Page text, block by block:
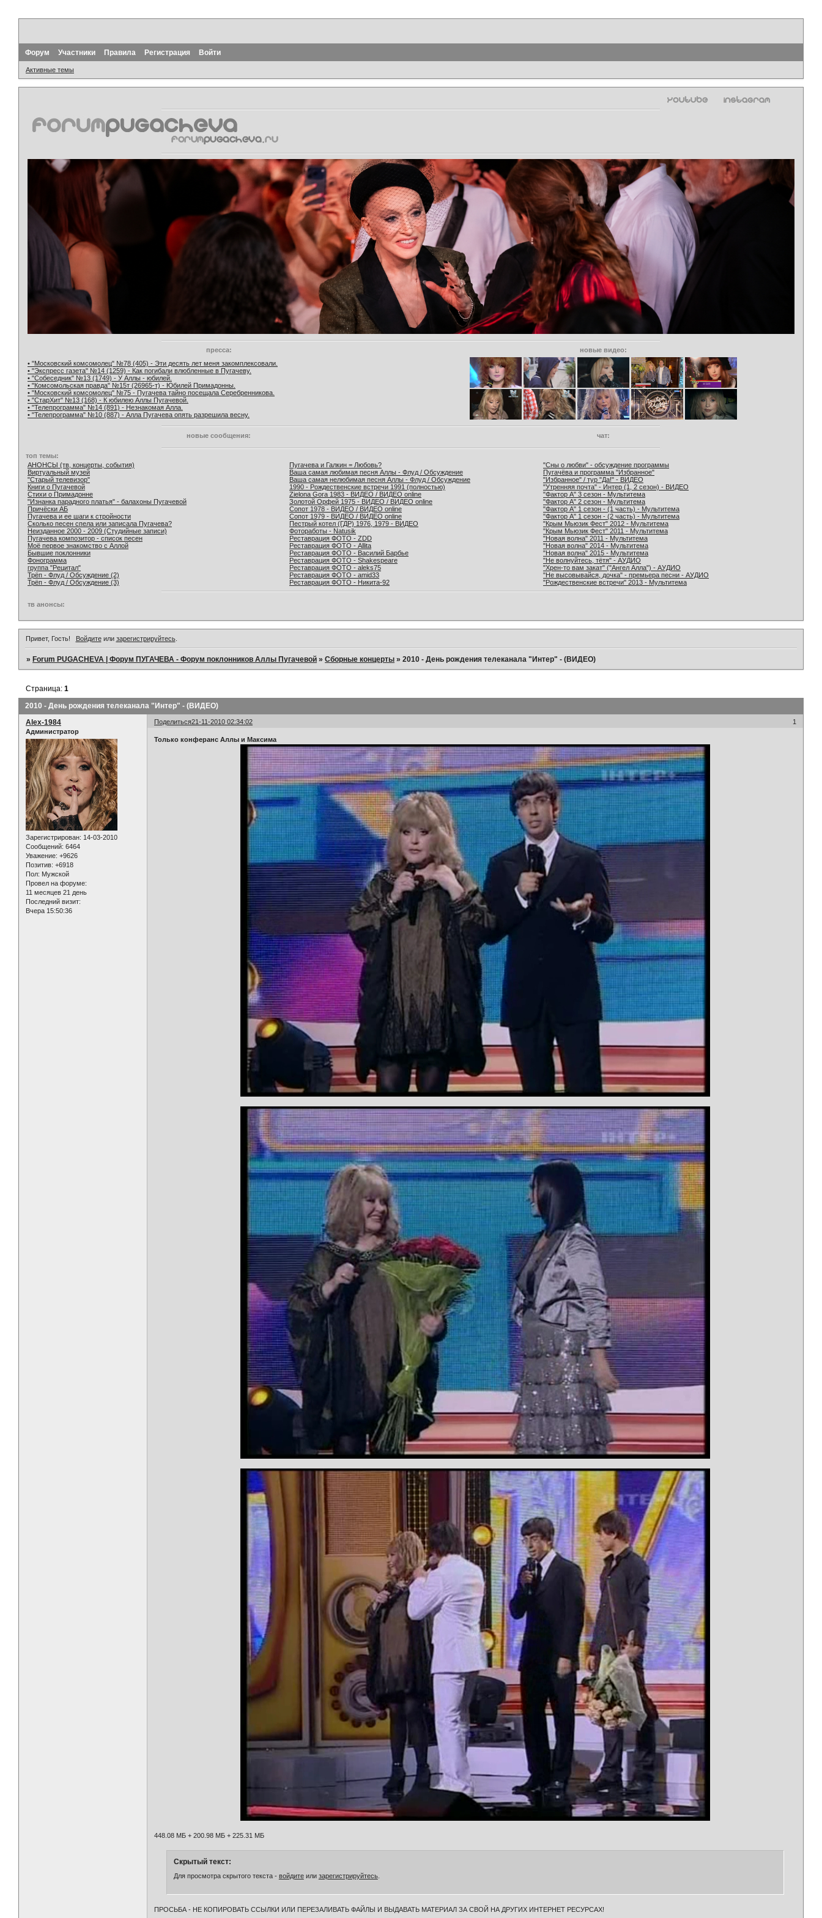
Форум Участники Правила Регистрация Войти
Активные темы
пресса:
новые видео:
• "Московский комсомолец" №78 (405) - Эти десять лет меня закомплексовали.
• "Экспресс газета" №14 (1259) - Как погибали влюбленные в Пугачеву.
• "Собеседник" №13 (1749) - У Аллы - юбилей.
• "Комсомольская правда" №15т (26965-т) - Юбилей Примадонны.
• "Московский комсомолец" №75 - Пугачева тайно посещала Серебренникова.
• "СтарХит" №13 (168) - К юбилею Аллы Пугачевой.
• "Телепрограмма" №14 (891) - Незнакомая Алла.
• "Телепрограмма" №10 (887) - Алла Пугачева опять разрешила весну.
новые сообщения: чат:
топ темы:
АНОНСЫ (тв, концерты, события)
Виртуальный музей
"Старый телевизор"
Книги о Пугачевой
Стихи о Примадонне
"Изнанка парадного платья" - балахоны Пугачевой
Причёски АБ
Пугачева и ее шаги к стройности
Сколько песен спела или записала Пугачева?
Неизданное 2000 - 2009 (Студийные записи)
Пугачева композитор - список песен
Моё первое знакомство с Аллой
Бывшие поклонники
Фонограмма
группа "Рецитал"
Трёп - Флуд / Обсуждение (2)
Трёп - Флуд / Обсуждение (3)
Пугачева и Галкин = Любовь?
Ваша самая любимая песня Аллы - Флуд / Обсуждение
Ваша самая нелюбимая песня Аллы - Флуд / Обсуждение
1990 - Рождественские встречи 1991 (полностью)
Zielona Gora 1983 - ВИДЕО / ВИДЕО online
Золотой Орфей 1975 - ВИДЕО / ВИДЕО online
Сопот 1978 - ВИДЕО / ВИДЕО online
Сопот 1979 - ВИДЕО / ВИДЕО online
Пестрый котел (ГДР) 1976, 1979 - ВИДЕО
Фотоработы - Natusik
Реставрация ФОТО - ZDD
Реставрация ФОТО - Allita
Реставрация ФОТО - Василий Барбье
Реставрация ФОТО - Shakespeare
Реставрация ФОТО - aleks75
Реставрация ФОТО - amid33
Реставрация ФОТО - Никита-92
"Сны о любви" - обсуждение программы
Пугачёва и программа "Избранное"
"Избранное" / тур "Да!" - ВИДЕО
"Утренняя почта" - Интер (1, 2 сезон) - ВИДЕО
"Фактор А" 3 сезон - Мультитема
"Фактор А" 2 сезон - Мультитема
"Фактор А" 1 сезон - (1 часть) - Мультитема
"Фактор А" 1 сезон - (2 часть) - Мультитема
"Крым Мьюзик Фест" 2012 - Мультитема
"Крым Мьюзик Фест" 2011 - Мультитема
"Новая волна" 2011 - Мультитема
"Новая волна" 2014 - Мультитема
"Новая волна" 2015 - Мультитема
"Не волнуйтесь, тётя" - АУДИО
"Хрен-то вам закат" ("Ангел Алла") - АУДИО
"Не высовывайся, дочка" - премьера песни - АУДИО
"Рождественские встречи" 2013 - Мультитема
тв анонсы:
Привет, Гость! Войдитеили зарегистрируйтесь.
»Forum PUGACHEVA | Форум ПУГАЧЕВА - Форум поклонников Аллы Пугачевой »Сборные концерты »2010 - День рождения телеканала "Интер" - (ВИДЕО)
2010 - День рождения телеканала "Интер" - (ВИДЕО)
Страница:1
Поделиться 1
21-11-2010 02:34:02
Alex-1984
Администратор
Зарегистрирован: 14-03-2010
Сообщений: 6464
Уважение: +9626
Позитив: +6918
Пол: Мужской
Провел на форуме:
11 месяцев 21 день
Последний визит:
Вчера 15:50:36
Только конферанс Аллы и Максима
448.08 МБ + 200.98 МБ + 225.31 МБ
Скрытый текст:
Для просмотра скрытого текста - войдитеили зарегистрируйтесь.
ПРОСЬБА - НЕ КОПИРОВАТЬ ССЫЛКИ ИЛИ ПЕРЕЗАЛИВАТЬ ФАЙЛЫ И ВЫДАВАТЬ МАТЕРИАЛ ЗА СВОЙ НА ДРУГИХ ИНТЕРНЕТ РЕСУРСАХ!